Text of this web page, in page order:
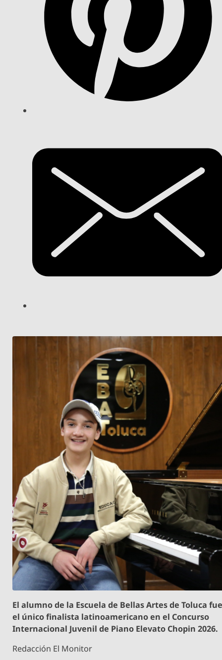
El alumno de la Escuela de Bellas Artes de Toluca
el único finalista latinoamericano en el Concurso
Internacional Juvenil de Piano Elevato Chopin 2026.
Redacción El Monitor